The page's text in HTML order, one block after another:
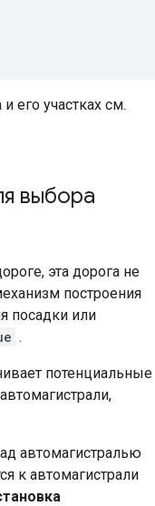
его участках см.
выбора
эта дорога не
построения
посадки или
.
потенциальные
автомагистралью
к автомагистрали